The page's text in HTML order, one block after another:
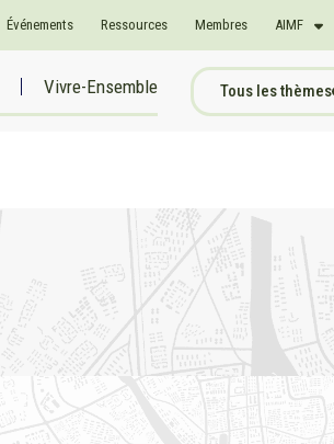
Événements Ressources Membres AIMF
Vivre-Ensemble Tous les thèmes